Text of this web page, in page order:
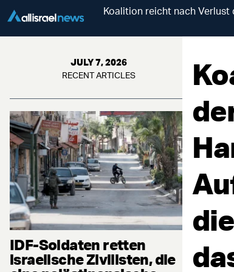
Koalition reicht nach Verlust
JULY 7, 2026
RECENT ARTICLES
IDF-Soldaten retten
israelische Zivilisten, die